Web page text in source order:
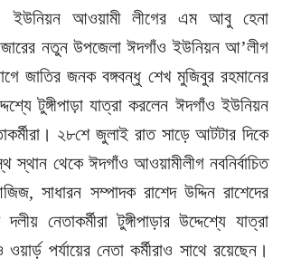
ইউনিয়ন আওয়ামী লীগের এম আবু হেনা
নতুন উপজেলা ঈদগাঁও ইউনিয়ন আ’লীগ
জাতির জনক বঙ্গবন্ধু শেখ মুজিবুর রহমানের
টুঙ্গীপাড়া যাত্রা করলেন ঈদগাঁও ইউনিয়ন
২৮শে জুলাই রাত সাড়ে আটটার দিকে
স্থান থেকে ঈদগাঁও আওয়ামীলীগ নবনির্বাচিত
সাধারন সম্পাদক রাশেদ উদ্দিন রাশেদের
নেতাকর্মীরা টুঙ্গীপাড়ার উদ্দেশ্যে যাত্রা
পর্যায়ের নেতা কর্মীরাও সাথে রয়েছেন।